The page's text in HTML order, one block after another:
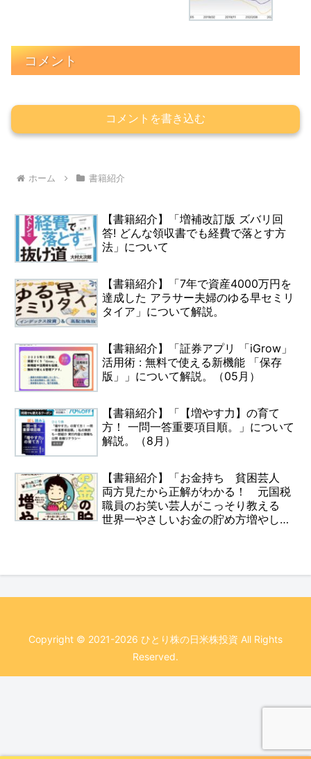
コメント
コメントを書き込む
ホーム 書籍紹介
【書籍紹介】「増補改訂版 ズバリ回
答! どんな領収書でも経費で落とす方
法」について
【書籍紹介】「7年で資産4000万円を
達成した アラサー夫婦のゆる早セミリ
タイア」について解説。
【書籍紹介】「証券アプリ 「iGrow」
活用術 : 無料で使える新機能 「保存
版」」について解説。（05月）
【書籍紹介】「【増やす力】の育て
方！ 一問一答重要項目順。」について
解説。（8月）
【書籍紹介】「お金持ち 貧困芸人
両方見たから正解がわかる！ 元国税
職員のお笑い芸人がこっそり教える
世界一やさしいお金の貯め方増やし
わかる本」について
Copyright © 2021-2026 ひとり株の日米株投資 All Rights
Reserved.